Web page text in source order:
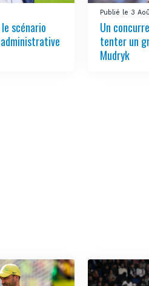
scénario
administrative
Publié le 3
Un
tenter un
Mudryk